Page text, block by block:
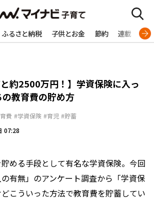
ふるさと納税 子供とお金 節約 連載 特
と約2500万円！】学資保険に入っ
教育費の貯め方
費 #学資保険 #育児 #貯蓄
07:28
める手段として有名な学資保険。今回
有無」のアンケート調査から「学資保
こういった方法で教育費を貯蓄してい